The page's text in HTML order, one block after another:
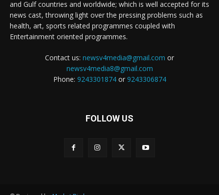
and Gulf countries and worldwide; which is well accepted for its
news cast, throwing light over the pressing problems such as
health, art, sports related programmes coupled with
Entertainment oriented programmes.
Contact us: newsv4media@gmail.com or
newsv4media8@gmail.com
Phone: 9243301874or 9243306874
FOLLOW US